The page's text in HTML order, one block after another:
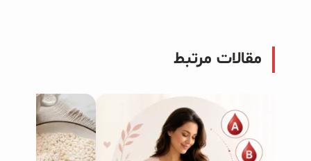
مقالات مرتبط